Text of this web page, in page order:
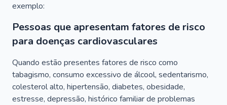
exemplo:
Pessoas que apresentam fatores de risco
para doenças cardiovasculares
Quando estão presentes fatores de risco como
tabagismo, consumo excessivo de álcool, sedentarismo,
colesterol alto, hipertensão, diabetes, obesidade,
estresse, depressão, histórico familiar de problemas